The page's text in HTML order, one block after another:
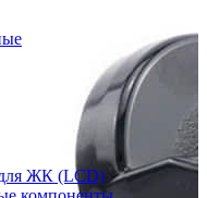
ЖК (LCD)